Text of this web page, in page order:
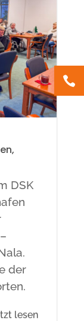
DSK
der
lesen
